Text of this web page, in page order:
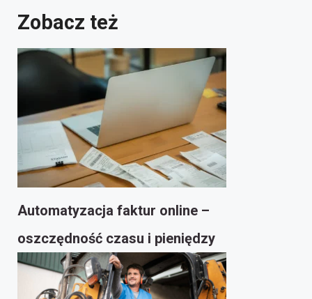
Zobacz też
Automatyzacja faktur online –
oszczędność czasu i pieniędzy